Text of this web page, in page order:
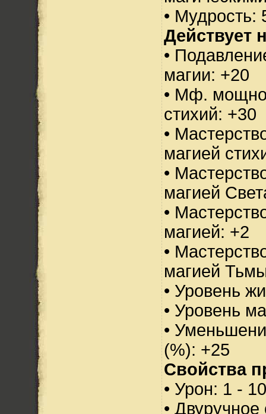
• Мудрость:
Действует
•
магии: +20
• Мф.
стихий: +30
•
магией
•
магией
•
магией: +2
•
магией
• Уровень
• Уровень
•
(%): +25
Свойства
• Урон: 1 - 10
•